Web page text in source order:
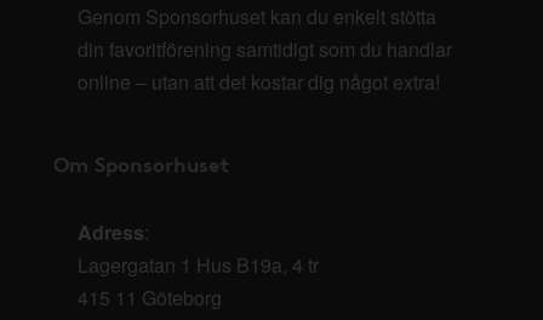
Genom Sponsorhuset kan du enkelt stötta
din favoritförening samtidigt som du handlar
online – utan att det kostar dig något extra!
Om Sponsorhuset
Adress:
Lagergatan 1 Hus B19a, 4 tr
415 11 Göteborg